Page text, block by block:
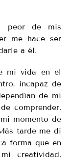
peor de mis
me hace ser
a él.
mi vida en el
incapaz de
de mi
comprender.
momento de
tarde me di
forma que en
creatividad.